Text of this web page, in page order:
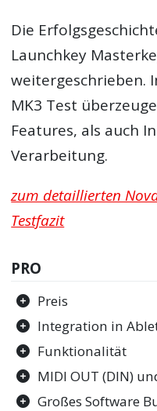
Die
Launchkey
weitergeschrieben.
MK3 Test
Features, als auch
Verarbeitung.
zum detaillierten
Testfazit
PRO
Preis
Integration in
Funktionalität
MIDI OUT (DIN)
Großes Software